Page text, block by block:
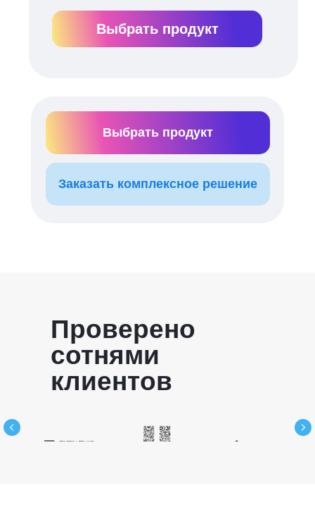
Выбрать продукт
Выбрать продукт
Заказать комплексное решение
Проверено
сотнями
клиентов